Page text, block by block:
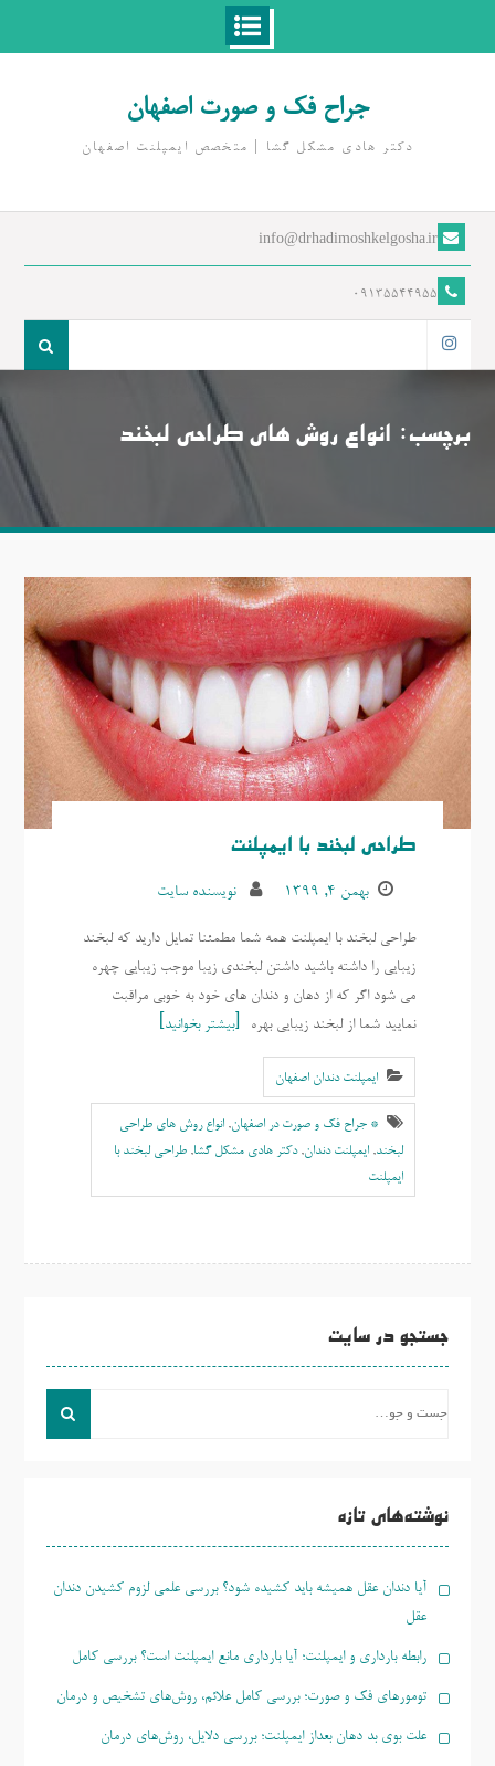
جراح فک و صورت اصفهان
دکتر هادی مشکل گشا | متخصص ايمپلنت اصفهان
info@drhadimoshkelgosha.ir
09135544955
برچسب: انواع روش های طراحی لبخند
طراحی لبخند با ایمپلنت
بهمن ۴, ۱۳۹۹ نویسنده سایت
طراحی لبخند با ایمپلنت همه شما مطمئنا تمایل دارید که لبخند
زیبایی را داشته باشید داشتن لبخندی زیبا موجب زیبایی چهره
می شود اگر که از دهان و دندان های خود به خوبی مراقبت
نمایید شما از لبخند زیبایی بهره
بیشتر بخوانید
ایمپلنت دندان اصفهان
* جراح فک و صورت در اصفهان, انواع روش های طراحی
لبخند, ایمپلنت دندان,دکتر هادی مشکل گشا, طراحی لبخند با
ایمپلنت
جستجو در سایت
نوشته‌های تازه
آیا دندان عقل همیشه باید کشیده شود؟ بررسی علمی لزوم کشیدن دندان
عقل
رابطه بارداری و ایمپلنت؛ آیا بارداری مانع ایمپلنت است؟ بررسی کامل
تومورهای فک و صورت؛ بررسی کامل علائم، روش‌های تشخیص و درمان
علت بوی بد دهان بعداز ایمپلنت؛ بررسی دلایل، روش‌های درمان